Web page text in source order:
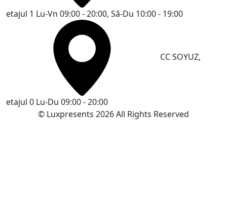
etajul 1 Lu-Vn 09:00 - 20:00, Sâ-Du 10:00 - 19:00
CC SOYUZ,
etajul 0 Lu-Du 09:00 - 20:00
© Luxpresents 2026 All Rights Reserved